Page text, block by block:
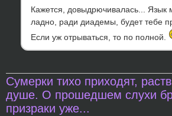
Кажется, довыдрючивалась... Язык
ладно, ради диадемы, будет тебе
Если уж отрываться, то по полной.
Сумерки тихо приходят,
душе. О прошедшем слухи
призраки уже...